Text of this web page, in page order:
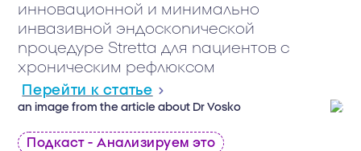
инновационной и минимально
инвазивной эндоскопической
процедуре Stretta для пациентов с
хроническим рефлюксом
Перейти к статье
Подкаст - Анализируем это